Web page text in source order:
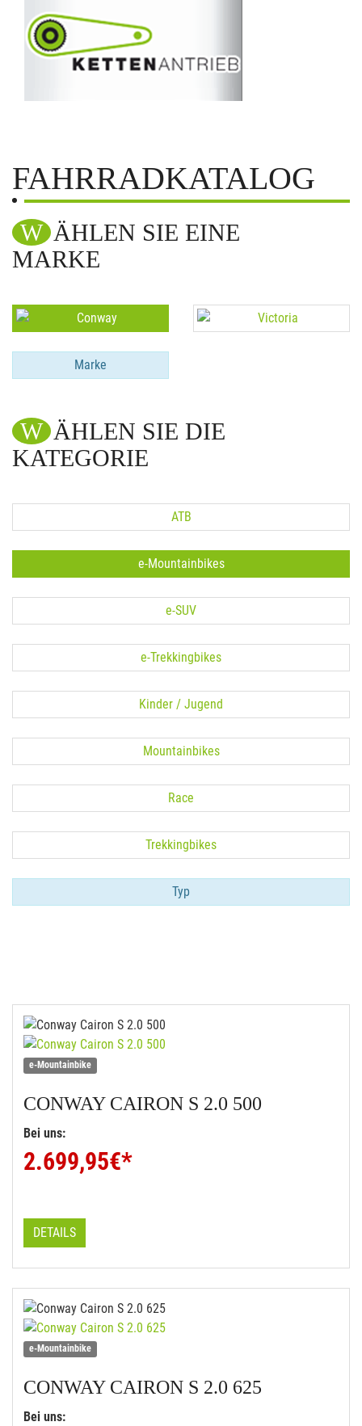
FAHRRADKATALOG
WÄHLEN SIE EINE
MARKE
Marke
WÄHLEN SIE DIE
KATEGORIE
ATB
e-Mountainbikes
e-SUV
e-Trekkingbikes
Kinder / Jugend
Mountainbikes
Race
Trekkingbikes
Typ
e-Mountainbike
CONWAYCAIRON S 2.0 500
Bei uns:
2.699,95€*
DETAILS
e-Mountainbike
CONWAYCAIRON S 2.0 625
Bei uns: